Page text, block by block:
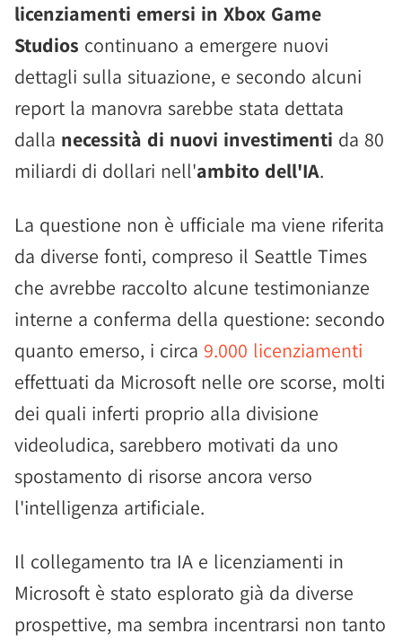
licenziamenti emersi in Xbox Game
Studios continuano a emergere nuovi
dettagli sulla situazione, e secondo alcuni
report la manovra sarebbe stata dettata
dalla necessità di nuovi investimenti da 80
miliardi di dollari nell'ambito dell'IA.
La questione non è ufficiale ma viene riferita
da diverse fonti, compreso il Seattle Times
che avrebbe raccolto alcune testimonianze
interne a conferma della questione: secondo
quanto emerso, i circa 9.000 licenziamenti
effettuati da Microsoft nelle ore scorse, molti
dei quali inferti proprio alla divisione
videoludica, sarebbero motivati da uno
spostamento di risorse ancora verso
l'intelligenza artificiale.
Il collegamento tra IA e licenziamenti in
Microsoft è stato esplorato già da diverse
prospettive, ma sembra incentrarsi non tanto